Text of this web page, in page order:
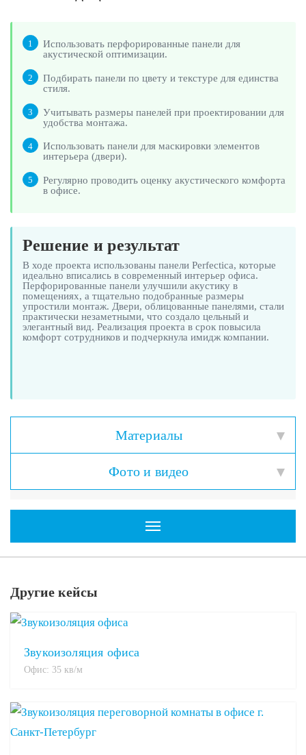
1
Использовать перфорированные панели для
акустической оптимизации.
2
Подбирать панели по цвету и текстуре для единства
стиля.
3
Учитывать размеры панелей при проектировании для
удобства монтажа.
4
Использовать панели для маскировки элементов
интерьера (двери).
5
Регулярно проводить оценку акустического комфорта
в офисе.
Решение и результат
В ходе проекта использованы панели Perfectica, которые
идеально вписались в современный интерьер офиса.
Перфорированные панели улучшили акустику в
помещениях, а тщательно подобранные размеры
упростили монтаж. Двери, облицованные панелями, стали
практически незаметными, что создало цельный и
элегантный вид. Реализация проекта в срок повысила
комфорт сотрудников и подчеркнула имидж компании.
Материалы
Фото и видео
Toggle navigation
Другие кейсы
Звукоизоляция офиса
Офис: 35 кв/м